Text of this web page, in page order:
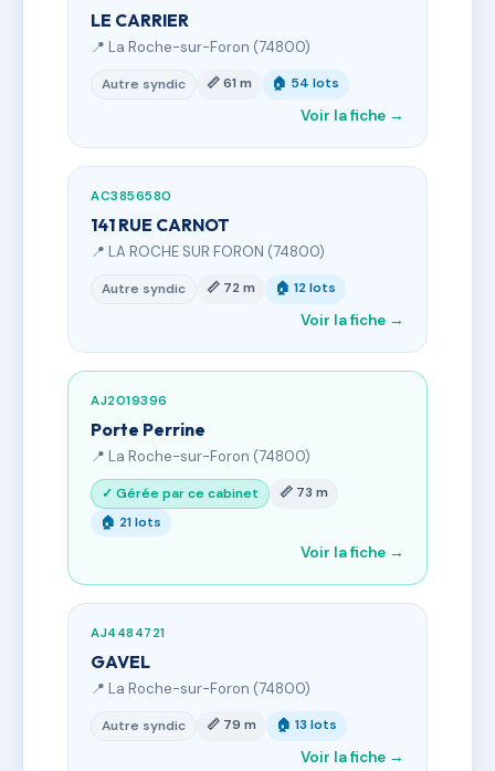
LE CARRIER
📍 La Roche-sur-Foron (74800)
Autre syndic 📏 61 m 🏠 54 lots
Voir la fiche →
AC3856580
141 RUE CARNOT
📍 LA ROCHE SUR FORON (74800)
Autre syndic 📏 72 m 🏠 12 lots
Voir la fiche →
AJ2019396
Porte Perrine
📍 La Roche-sur-Foron (74800)
✓ Gérée par ce cabinet
📏 73 m
🏠 21 lots
Voir la fiche →
AJ4484721
GAVEL
📍 La Roche-sur-Foron (74800)
Autre syndic 📏 79 m 🏠 13 lots
Voir la fiche →